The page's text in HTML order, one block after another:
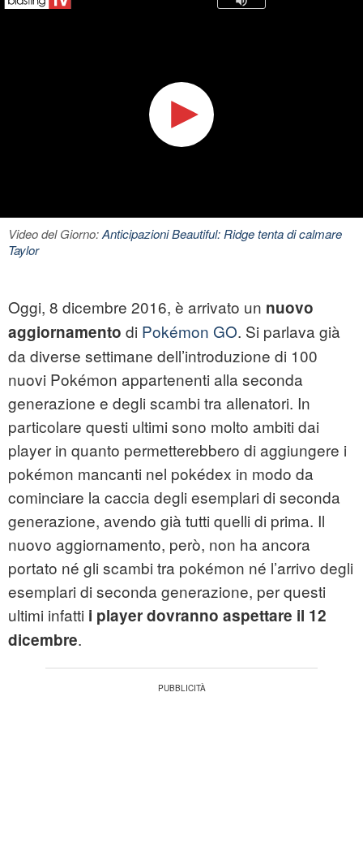
Video del Giorno:Anticipazioni Beautiful: Ridge tenta di calmare
Taylor
Oggi, 8 dicembre 2016, è arrivato un nuovo
aggiornamento di Pokémon GO. Si parlava già
da diverse settimane dell’introduzione di 100
nuovi Pokémon appartenenti alla seconda
generazione e degli scambi tra allenatori. In
particolare questi ultimi sono molto ambiti dai
player in quanto permetterebbero di aggiungere i
pokémon mancanti nel pokédex in modo da
cominciare la caccia degli esemplari di seconda
generazione, avendo già tutti quelli di prima. Il
nuovo aggiornamento, però, non ha ancora
portato né gli scambi tra pokémon né l’arrivo degli
esemplari di seconda generazione, per questi
ultimi infatti i player dovranno aspettare il 12
dicembre.